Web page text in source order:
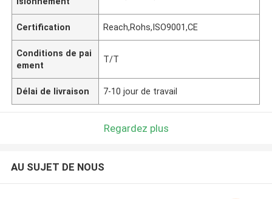
Certification Reach,Rohs,ISO9001,CE
Conditions de pai
ement
T/T
Délai de livraison 7-10 jour de travail
Regardez plus
AU SUJET DE NOUS